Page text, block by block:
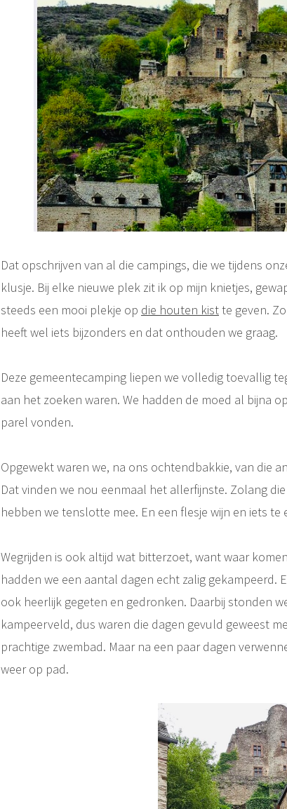
Dat opschrijven van al die campings, die we tijdens
klusje. Bij elke nieuwe plek zit ik op mijn knietjes,
steeds een mooi plekje op die houten kistte geven.
heeft wel iets bijzonders en dat onthouden we graag.
Deze gemeentecamping liepen we volledig toevallig
aan het zoeken waren. We hadden de moed al bijna
parel vonden.
Opgewekt waren we, na ons ochtendbakkie, van die
Dat vinden we nou eenmaal het allerfijnste. Zolang
hebben we tenslotte mee. En een flesje wijn en iets
Wegrijden is ook altijd wat bitterzoet, want waar
hadden we een aantal dagen echt zalig gekampeerd.
ook heerlijk gegeten en gedronken. Daarbij stonden
kampeerveld, dus waren die dagen gevuld geweest
prachtige zwembad. Maar na een paar dagen
weer op pad.